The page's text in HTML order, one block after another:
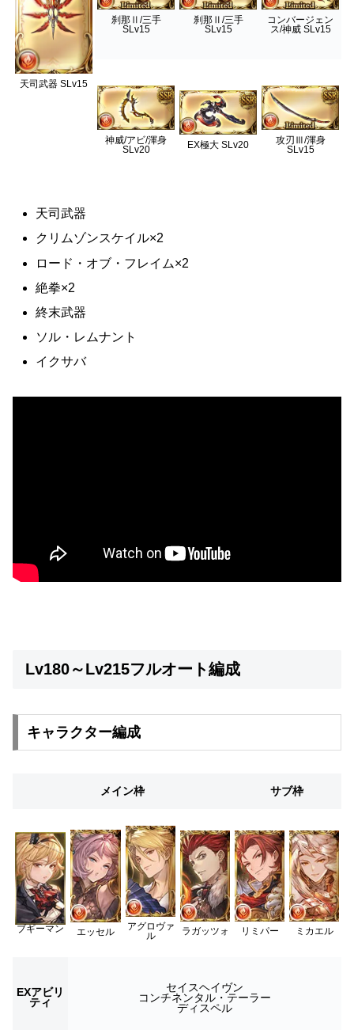
天司武器 SLv15
刹那Ⅱ/三手
SLv15
刹那Ⅱ/三手
SLv15
コンバージェン
ス/神威 SLv15
神威/アビ/渾身
SLv20
EX極大 SLv20
攻刃Ⅲ/渾身
SLv15
天司武器
クリムゾンスケイル×2
ロード・オブ・フレイム×2
絶拳×2
終末武器
ソル・レムナント
イクサバ
Lv180～Lv215フルオート編成
キャラクター編成
メイン枠 サブ枠
ブギーマン エッセル
アグロヴァ
ル
ラガッツォ リミパー ミカエル
EXアビリ
ティ
セイスヘイヴン
コンチネンタル・テーラー
ディスペル